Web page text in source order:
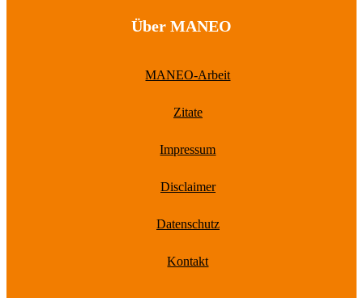
Über MANEO
MANEO-Arbeit
Zitate
Impressum
Disclaimer
Datenschutz
Kontakt